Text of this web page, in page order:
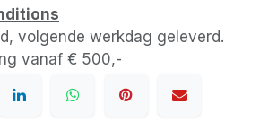
volgende werkdag geleverd.
vanaf € 500,-